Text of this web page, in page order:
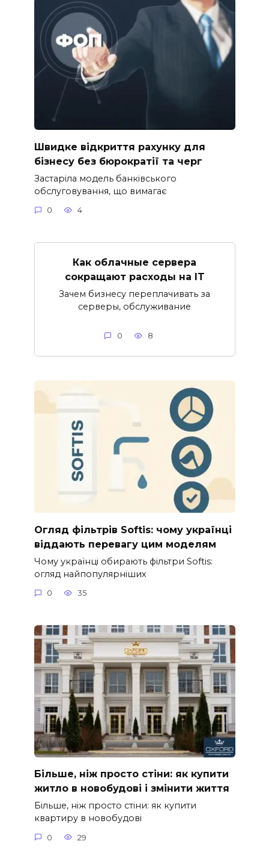
Швидке відкриття рахунку для
бізнесу без бюрократії та черг
Застаріла модель банківського
обслуговування, що вимагає
0 4
Как облачные сервера
сокращают расходы на IT
Зачем бизнесу переплачивать за
серверы, обслуживание
0 8
Огляд фільтрів Softis: чому українці
віддають перевагу цим моделям
Чому українці обирають фільтри Softis:
огляд найпопулярніших
0 35
Більше, ніж просто стіни: як купити
житло в новобудові і змінити життя
Більше, ніж просто стіни: як купити
квартиру в новобудові
0 29